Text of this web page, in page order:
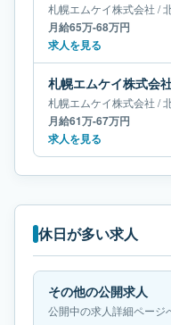
札幌エムケイ株式会社 /
月給65万-68万円
求人を見る
札幌エムケイ株式会社 /
月給61万-67万円
求人を見る
休日が多い求人
その他の公開求人
公開中の求人詳細ページ